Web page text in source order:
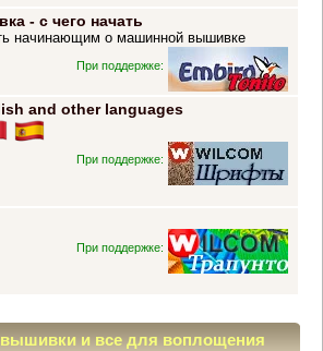
- с чего начать
начинающим о машинной вышивке
При поддержке:
and other languages
При поддержке:
При поддержке:
и все для воплощения